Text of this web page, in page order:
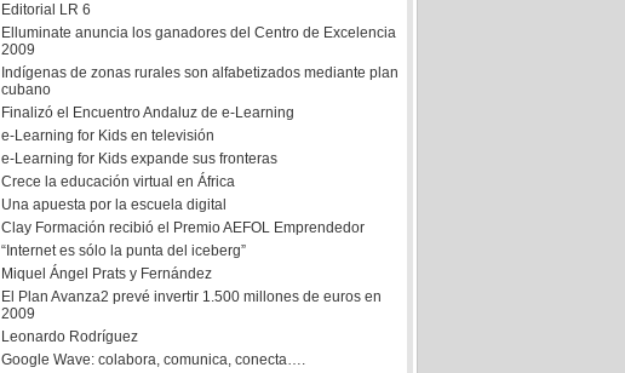
Editorial LR 6
Elluminate anuncia los ganadores del Centro de Excelencia
2009
Indígenas de zonas rurales son alfabetizados mediante plan
cubano
Finalizó el Encuentro Andaluz de e-Learning
e-Learning for Kids en televisión
e-Learning for Kids expande sus fronteras
Crece la educación virtual en África
Una apuesta por la escuela digital
Clay Formación recibió el Premio AEFOL Emprendedor
“Internet es sólo la punta del iceberg”
Miquel Ángel Prats y Fernández
El Plan Avanza2 prevé invertir 1.500 millones de euros en
2009
Leonardo Rodríguez
Google Wave: colabora, comunica, conecta….